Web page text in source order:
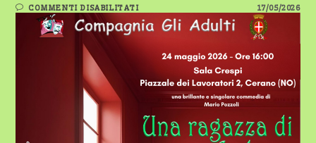
COMMENTI DISABILITATISU
CERANO:
IN
SCENA
RAGAZZA
NOME
ANDREA”
ALLA
CRESPI
–
24
MAGGIO
17/05/2026